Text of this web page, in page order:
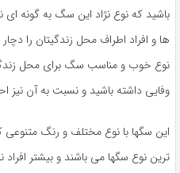
باشید که نوع نژاد این سگ به گونه ای
ها و افراد اطراف محل زندگیتان را
نوع خوب و مناسب سگ برای محل
وفایی داشته باشید و نسبت به آن
این سگها با نوع مختلف و رنگ متنوعی
ترین نوع سگها می باشند و بیشتر